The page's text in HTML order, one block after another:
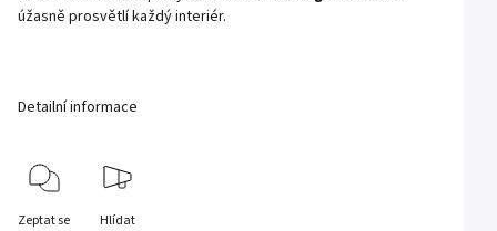
úžasně prosvětlí každý interiér.
Detailní informace
Zeptat se Hlídat